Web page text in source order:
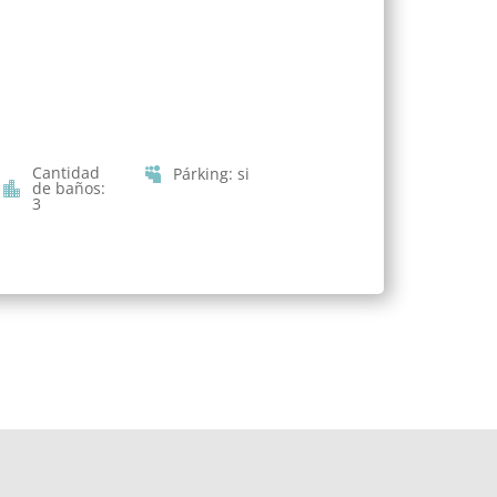
Cantidad
de baños:
3
Párking:si